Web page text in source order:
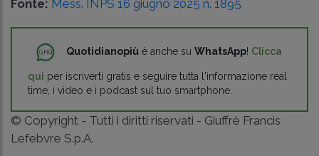
Fonte: Mess. INPS 16 giugno 2025 n. 1895
Quotidianopiù è anche su WhatsApp! Clicca
qui per iscriverti gratis e seguire tutta l'informazione real
time, i video e i podcast sul tuo smartphone.
© Copyright - Tutti i diritti riservati - Giuffrè Francis
Lefebvre S.p.A.